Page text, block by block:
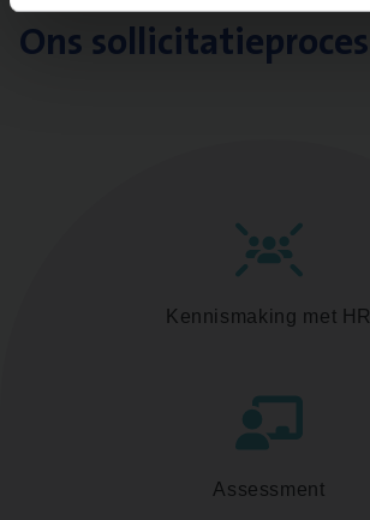
Ons sollicitatieproces
Kennismaking met HR
Assessment